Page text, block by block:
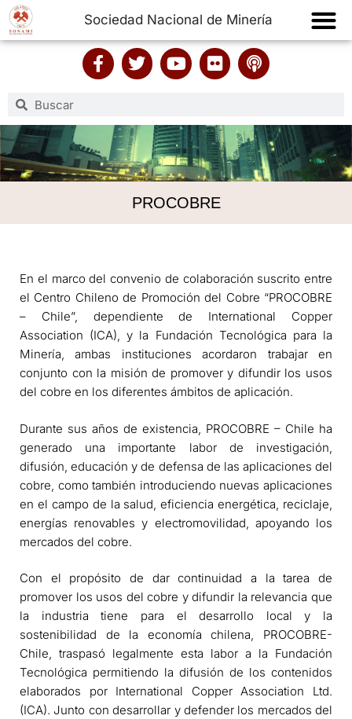
Sociedad Nacional de Minería
PROCOBRE
En el marco del convenio de colaboración suscrito entre
el Centro Chileno de Promoción del Cobre “PROCOBRE
– Chile”, dependiente de International Copper
Association (ICA), y la Fundación Tecnológica para la
Minería, ambas instituciones acordaron trabajar en
conjunto con la misión de promover y difundir los usos
del cobre en los diferentes ámbitos de aplicación.
Durante sus años de existencia, PROCOBRE – Chile ha
generado una importante labor de investigación,
difusión, educación y de defensa de las aplicaciones del
cobre, como también introduciendo nuevas aplicaciones
en el campo de la salud, eficiencia energética, reciclaje,
energías renovables y electromovilidad, apoyando los
mercados del cobre.
Con el propósito de dar continuidad a la tarea de
promover los usos del cobre y difundir la relevancia que
la industria tiene para el desarrollo local y la
sostenibilidad de la economía chilena, PROCOBRE-
Chile, traspasó legalmente esta labor a la Fundación
Tecnológica permitiendo la difusión de los contenidos
elaborados por International Copper Association Ltd.
(ICA). Junto con desarrollar y defender los mercados del